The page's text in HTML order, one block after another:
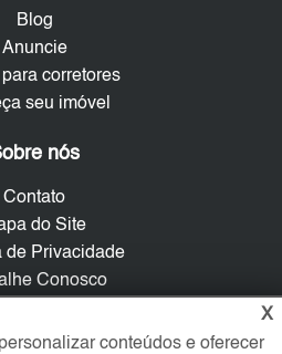
Blog
Anuncie
corretores
seu imóvel
nós
Contato
do Site
de Privacidade
Conosco
Verificada por
X
conteúdos e oferecer